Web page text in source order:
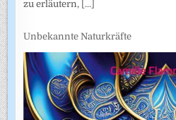
zu erläutern, [...]
Unbekannte Naturkräfte